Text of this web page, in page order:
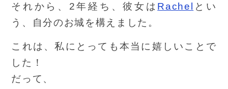
それから、2年経ち、彼女は Rachel
とい
う、自分のお城を構えました。
これは、私にとっても本当に嬉しいことで
した！
だって、